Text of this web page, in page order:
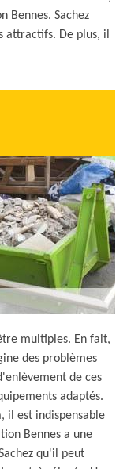
Bennes. Sachez
attractifs. De plus, il
multiples. En fait,
des problèmes
de ces
adaptés.
il est indispensable
Bennes a une
qu'il peut